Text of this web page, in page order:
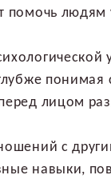
помочь людям
лицом
с
навыки,